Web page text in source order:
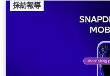
採訪報導